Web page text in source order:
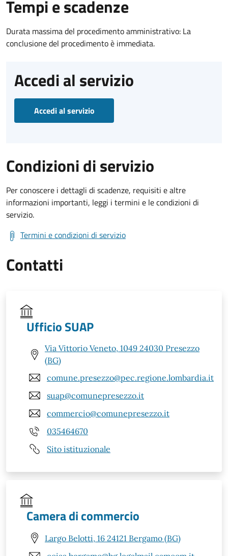
Tempi e scadenze
Durata massima del procedimento amministrativo: La
conclusione del procedimento è immediata.
Accedi al servizio
Accedi al servizio
Condizioni di servizio
Per conoscere i dettagli di scadenze, requisiti e altre
informazioni importanti, leggi i termini e le condizioni di
servizio.
Termini e condizioni di servizio
Contatti
Ufficio SUAP
Via Vittorio Veneto, 1049 24030 Presezzo
(BG)
comune.presezzo@pec.regione.lombardia.it
suap@comunepresezzo.it
commercio@comunepresezzo.it
035464670
Sito istituzionale
Camera di commercio
Largo Belotti, 16 24121 Bergamo (BG)